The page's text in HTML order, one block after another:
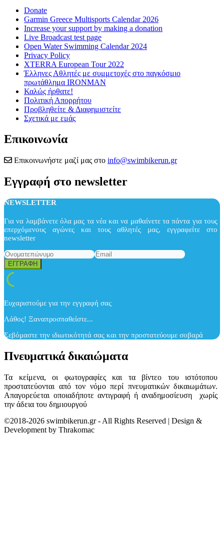
Donate
Garmin Greece Multisports Calendar 2026
Increase your support by making a donation
Live Broadcast test page
Open Water Swimming Calendar 2024
Privacy Policy
XTERRA European Tour 2022
Έλληνες Αθλητές με συμμετοχές στο παγκόσμιο
πρωτάθλημα IRONMAN
Καλώς ήρθατε!
Πολιτική Απορρήτου
Προβληθείτε & Διαφημιστείτε
Σχετικά με εμάς
Επικοινωνία
Επικοινωνήστε μαζί μας στο info@swimbikerun.gr
Εγγραφή στο newsletter
NEWSLETTER
Για να λαμβάνετε όλα μας τα νέα και να μαθαίνετε τα πάντα για τους
επερχόμενους αγώνες και τους αθλητές μας, εγγραφείτε στο
newsletter
Ευχαριστούμε για την εγγραφή σας
Λάθος! Ξαναπροσπαθείστε...
Σεβόμαστε την ιδιωτικότητά σας και την προστατεύουμε σοβαρά
Πνευματικά δικαιώματα
Τα κείμενα, οι φωτογραφίες και τα βίντεο του ιστότοπου
προστατεύονται από τον νόμο περί πνευματικών δικαιωμάτων.
Απαγορεύεται οποιαδήποτε αντιγραφή ή αναδημοσίευση χωρίς
την άδεια του δημιουργού
©2018-2026 swimbikerun.gr - All Rights Reserved | Design &
Development by Thrakomac